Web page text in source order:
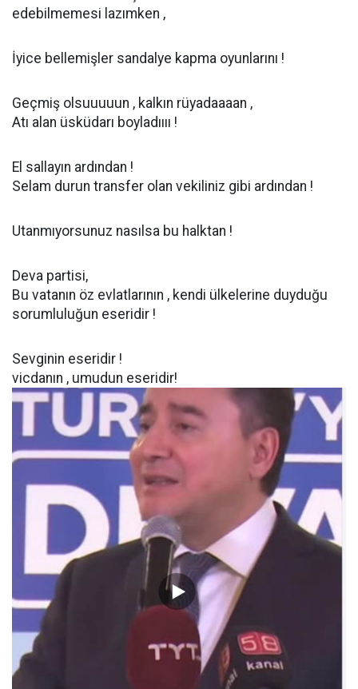
edebilmemesi lazımken ,
İyice bellemişler sandalye kapma oyunlarını !
Geçmiş olsuuuuun , kalkın rüyadaaaan ,
Atı alan üsküdarı boyladıııı !
El sallayın ardından !
Selam durun transfer olan vekiliniz gibi ardından !
Utanmıyorsunuz nasılsa bu halktan !
Deva partisi,
Bu vatanın öz evlatlarının , kendi ülkelerine duyduğu
sorumluluğun eseridir !
Sevginin eseridir !
vicdanın , umudun eseridir!